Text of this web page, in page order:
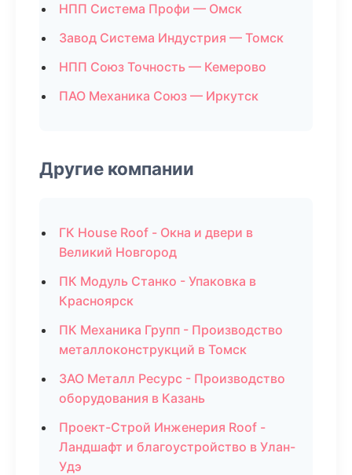
НПП Система Профи — Омск
Завод Система Индустрия — Томск
НПП Союз Точность — Кемерово
ПАО Механика Союз — Иркутск
Другие компании
ГК House Roof - Окна и двери в
Великий Новгород
ПК Модуль Станко - Упаковка в
Красноярск
ПК Механика Групп - Производство
металлоконструкций в Томск
ЗАО Металл Ресурс - Производство
оборудования в Казань
Проект-Строй Инженерия Roof -
Ландшафт и благоустройство в Улан-
Удэ